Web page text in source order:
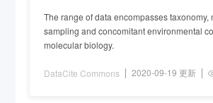
The range of data encompasses taxonomy,
sampling and concomitant environmental
molecular biology.
DataCite Commons 2020-09-19 更新